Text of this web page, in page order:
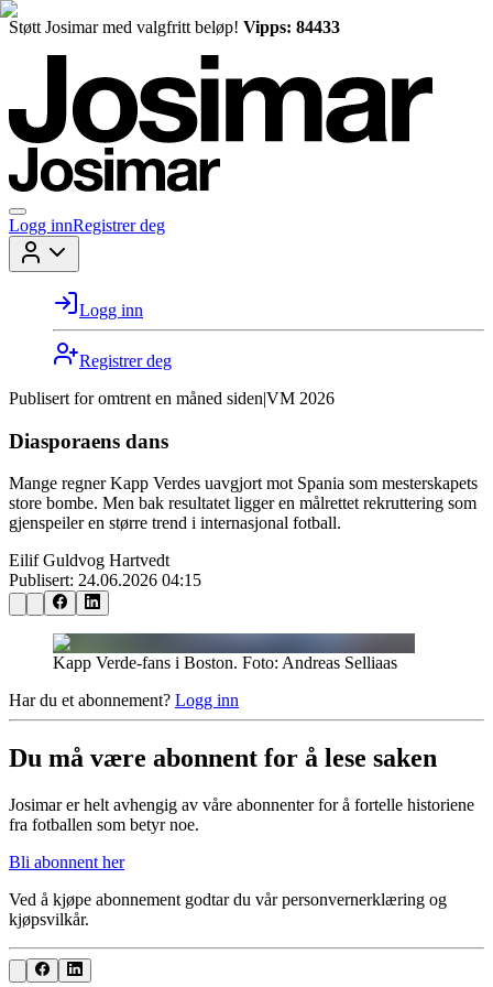
Støtt Josimar med valgfritt beløp! Vipps: 84433
Logg innRegistrer deg
Logg inn
Registrer deg
Publisert for omtrent en måned siden|VM 2026
Diasporaens dans
Mange regner Kapp Verdes uavgjort mot Spania som mesterskapets
store bombe. Men bak resultatet ligger en målrettet rekruttering som
gjenspeiler en større trend i internasjonal fotball.
Eilif Guldvog Hartvedt
Publisert: 24.06.2026 04:15
Kapp Verde-fans i Boston. Foto: Andreas Selliaas
Har du et abonnement? Logg inn
Du må være abonnent for å lese saken
Josimar er helt avhengig av våre abonnenter for å fortelle historiene
fra fotballen som betyr noe.
Bli abonnent her
Ved å kjøpe abonnement godtar du vår personvernerklæring og
kjøpsvilkår.